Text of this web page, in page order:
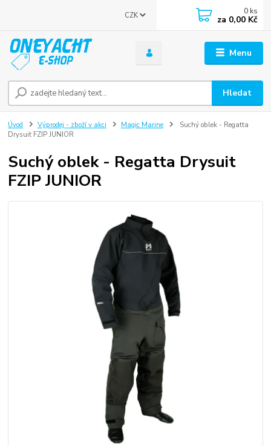
Menu
CZK
Hledat
0 ks
za 0,00 Kč
Úvod Výprodej - zboží v akci Magic Marine
Suchý oblek - Regatta
Drysuit FZIP JUNIOR
Suchý oblek - Regatta Drysuit
FZIP JUNIOR